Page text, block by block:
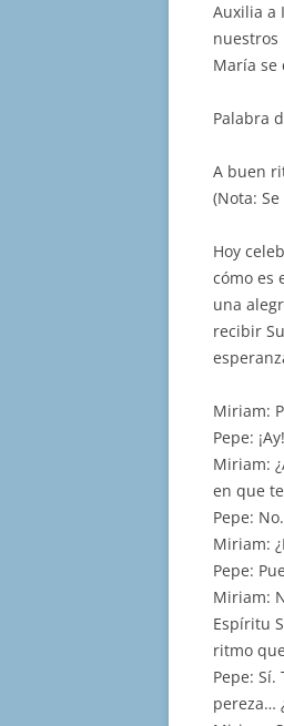
Auxilia a
nuestros
María se
Palabra
A buen
(Nota:
Hoy
cómo es
una
recibir
Miriam:
Pepe:
Miriam:
en que
Pepe: No.
Miriam:
Pepe:
Miriam:
Espíritu
ritmo
Pepe:
pereza…